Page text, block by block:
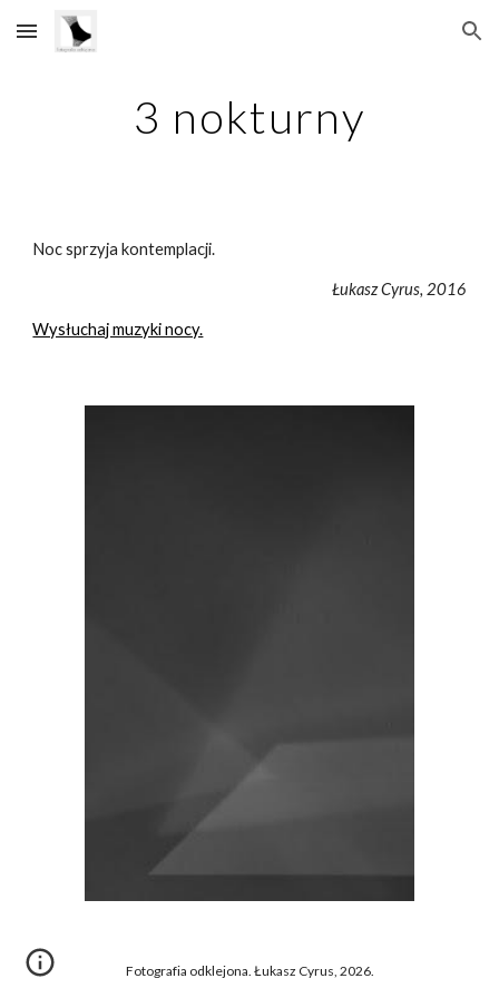
Skip to main content Skip to navigation
3 nokturny
Noc sprzyja kontemplacji.
Łukasz Cyrus, 2016
Wysłuchaj muzyki nocy.
Fotografia odklejona. Łukasz Cyrus, 2026.